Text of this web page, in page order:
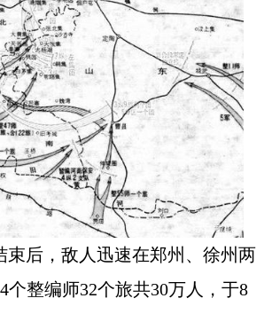
束后，敌人迅速在郑州、徐州两
个整编师32个旅共30万人，于8